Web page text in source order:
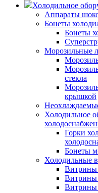
Холодильное
Аппараты
Бонеты
Бонеты
Морозильные
стекла
крышкой
Холодильное
Горки
Бонеты
Холодильные
Витрины
Витрины
Витрины